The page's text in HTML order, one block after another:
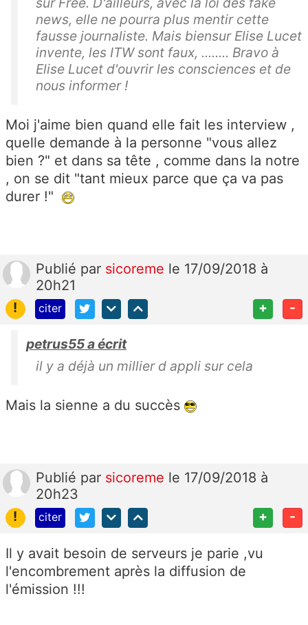
news, elle ne pourra plus mentir cette
fausse journaliste. Mais biensur Elise Lucet
invente, les ITW sont faux, ........ Bravo à
Elise Lucet d'ouvrir les consciences et de
nous informer !
Moi j'aime bien quand elle fait les interview ,
quelle demande à la personne "vous allez
bien ?" et dans sa tête , comme dans la notre
, on se dit "tant mieux parce que ça va pas
durer !"
Publié par sicoreme le 17/09/2018 à
20h21
!
citer + -
petrus55 a écrit
il y a déjà un millier d appli sur cela
Mais la sienne a du succès
Publié par sicoreme le 17/09/2018 à
20h23
!
citer + -
Il y avait besoin de serveurs je parie ,vu
l'encombrement après la diffusion de
l'émission !!!